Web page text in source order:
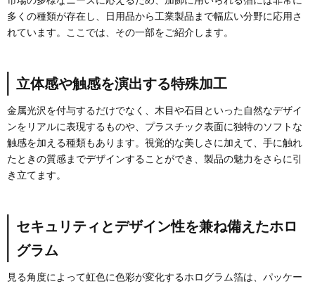
多くの種類が存在し、日用品から工業製品まで幅広い分野に応用さ
れています。ここでは、その一部をご紹介します。
立体感や触感を演出する特殊加工
金属光沢を付与するだけでなく、木目や石目といった自然なデザイ
ンをリアルに表現するものや、プラスチック表面に独特のソフトな
触感を加える種類もあります。視覚的な美しさに加えて、手に触れ
たときの質感までデザインすることができ、製品の魅力をさらに引
き立てます。
セキュリティとデザイン性を兼ね備えたホロ
グラム
見る角度によって虹色に色彩が変化するホログラム箔は、パッケー